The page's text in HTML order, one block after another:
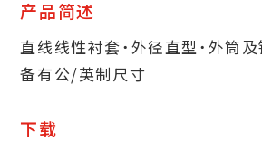
产品简述
直线线性衬套˙外径直型˙外筒
备有公/英制尺寸
下载